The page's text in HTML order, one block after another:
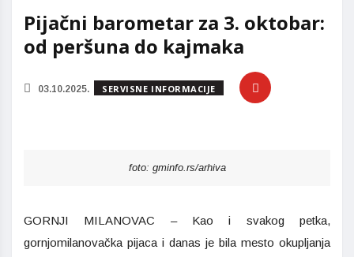
Pijačni barometar za 3. oktobar:
od peršuna do kajmaka
03.10.2025. SERVISNE INFORMACIJE
foto: gminfo.rs/arhiva
GORNJI MILANOVAC – Kao i svakog petka,
gornjomilanovačka pijaca i danas je bila mesto okupljanja